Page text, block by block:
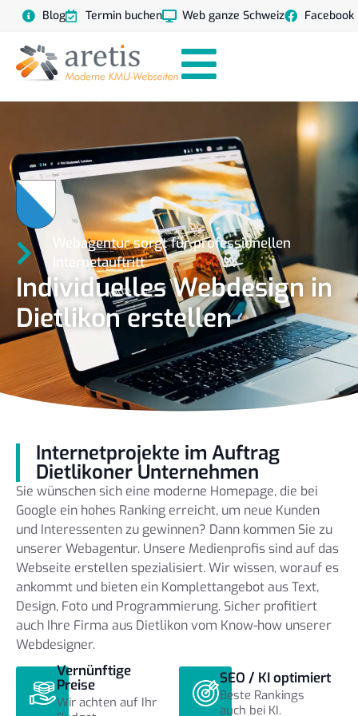
Blog Termin buchen Web ganze Schweiz Facebook
Webagentur sorgt für professionellen
Internetauftritt
Individuelles Webdesign in
Dietlikon erstellen
Internetprojekte im Auftrag
Dietlikoner Unternehmen
Sie wünschen sich eine moderne Homepage, die bei
Google ein hohes Ranking erreicht, um neue Kunden
und Interessenten zu gewinnen? Dann kommen Sie zu
unserer Webagentur. Unsere Medienprofis sind auf das
Webseite erstellen spezialisiert. Wir wissen, worauf es
ankommt und bieten ein Komplettangebot aus Text,
Design, Foto und Programmierung. Sicher profitiert
auch Ihre Firma aus Dietlikon vom Know-how unserer
Webdesigner.
Vernünftige
Preise
Wir achten auf Ihr
SEO / KI optimiert
Beste Rankings
auch bei KI.